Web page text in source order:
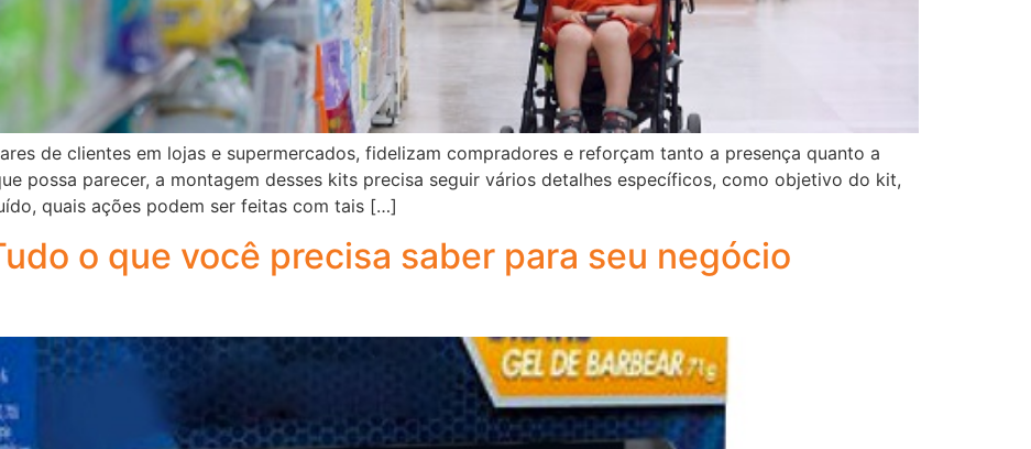
de clientes em lojas e supermercados, fidelizam compradores e reforçam tanto a presença quanto a
possa parecer, a montagem desses kits precisa seguir vários detalhes específicos, como objetivo do kit,
quais ações podem ser feitas com tais […]
o que você precisa saber para seu negócio